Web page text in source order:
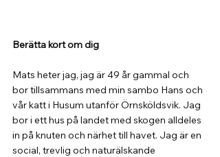
Berätta kort om dig
Mats heter jag, jag är 49 år gammal och
bor tillsammans med min sambo Hans och
vår katt i Husum utanför Örnsköldsvik. Jag
bor i ett hus på landet med skogen alldeles
in på knuten och närhet till havet. Jag är en
social, trevlig och naturälskande